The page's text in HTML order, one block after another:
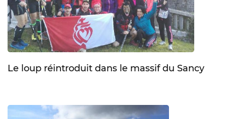
Le loup réintroduit dans le massif du Sancy